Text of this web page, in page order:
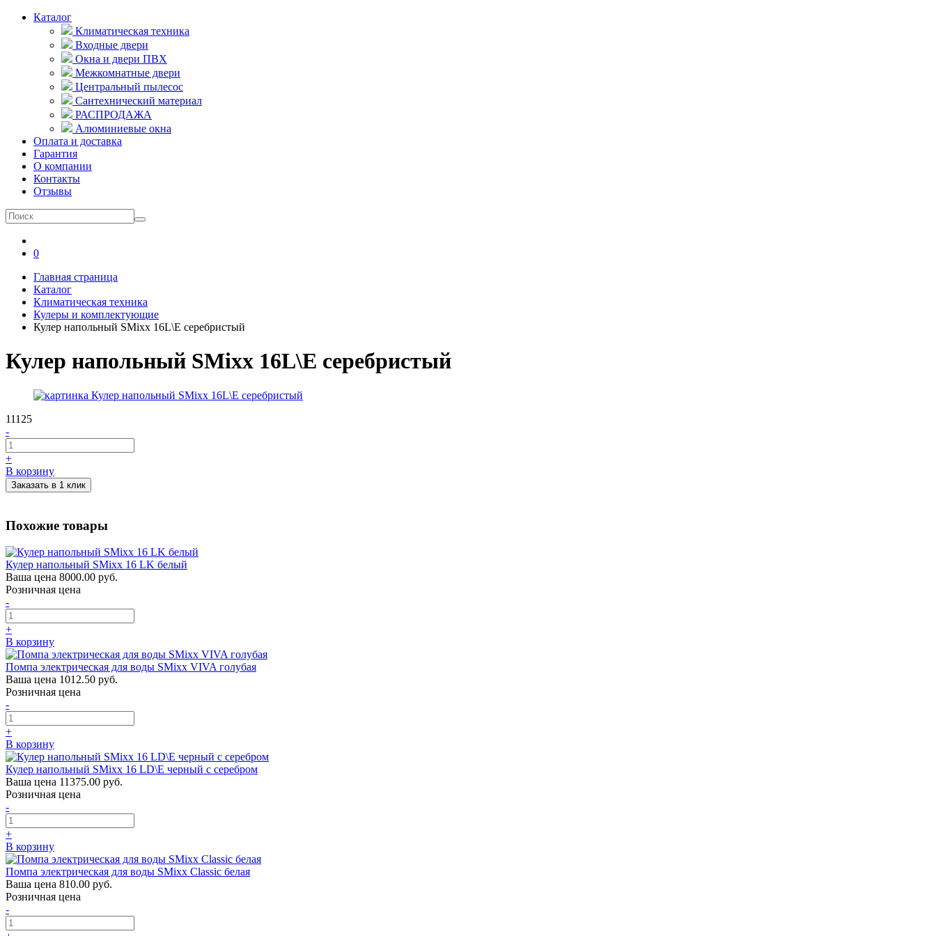
Каталог
Климатическая техника
Входные двери
Окна и двери ПВХ
Межкомнатные двери
Центральный пылесос
Сантехнический материал
РАСПРОДАЖА
Алюминиевые окна
Оплата и доставка
Гарантия
О компании
Контакты
Отзывы
0
Главная страница
Каталог
Климатическая техника
Кулеры и комплектующие
Кулер напольный SMixx 16L\E серебристый
Кулер напольный SMixx 16L\E серебристый
11125
-
+
В корзину
Заказать в 1 клик
Похожие товары
Кулер напольный SMixx 16 LK белый
Ваша цена 8000.00 руб.
Розничная цена
-
+
В корзину
Помпа электрическая для воды SMixx VIVA голубая
Ваша цена 1012.50 руб.
Розничная цена
-
+
В корзину
Кулер напольный SMixx 16 LD\E черный с серебром
Ваша цена 11375.00 руб.
Розничная цена
-
+
В корзину
Помпа электрическая для воды SMixx Classic белая
Ваша цена 810.00 руб.
Розничная цена
-